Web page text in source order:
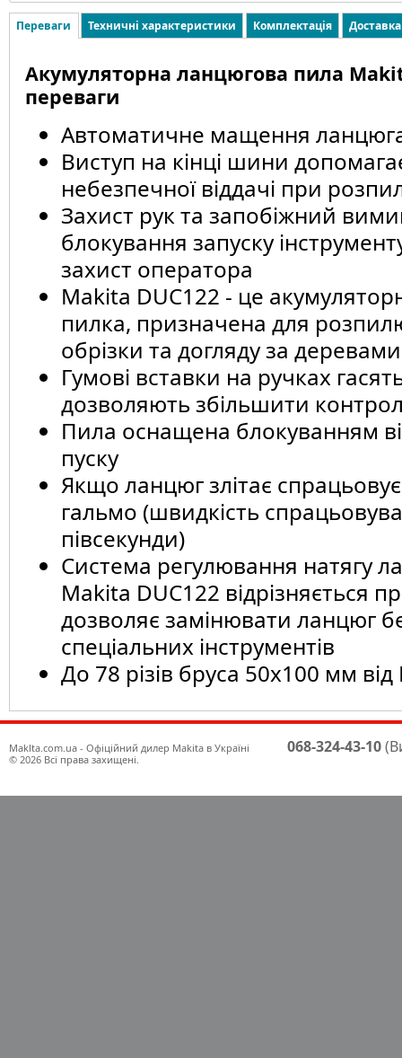
Переваги Техничні характеристики Комплектація
Акумуляторна ланцюгова пила
переваги
Автоматичне мащення
Виступ на кінці шини
небезпечної віддачі при
Захист рук та запобіжний
блокування запуску
захист оператора
Makita DUC122 - це
пилка, призначена для
обрізки та догляду за
Гумові вставки на ручках
дозволяють збільшити
Пила оснащена блокуванням
пуску
Якщо ланцюг злітає
гальмо (швидкість
півсекунди)
Система регулювання натягу
Makita DUC122 відрізняється
дозволяє замінювати ланцюг
спеціальних інструментів
До 78 різів бруса 50х100 мм
Maklta.com.ua - Офіційний дилер Makita в Україні
© 2026 Всі права захищені.
068-324-43-10